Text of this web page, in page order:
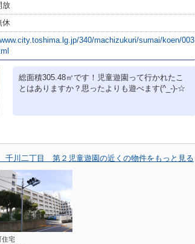
放
休
340/machizukuri/sumai/koen/003
総面積305.48㎡です！児童遊園って行かれたこ
とはありますか？思ったよりも遊べます(^_-)-☆
川二丁目 第２児童遊園の近くの物件をもっと見る
住宅